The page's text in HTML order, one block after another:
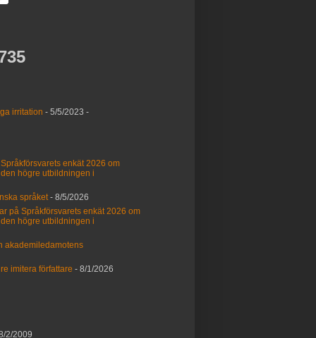
irritation - 5/5/2023 -
enkät 2026 om
högre utbildningen i
språket- 8/5/2026
på Språkförsvarets enkät 2026 om
högre utbildningen i
akademiledamotens
imitera författare - 8/1/2026
2/2009